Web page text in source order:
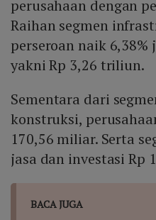
perusahaan dengan
Raihan segmen
perseroan naik
yakni Rp 3,26 triliun.
Sementara dari
konstruksi,
170,56 miliar. Serta
jasa dan investasi Rp
BACA JUGA